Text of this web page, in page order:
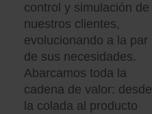
control y simulación de
nuestros clientes,
evolucionando a la par
de sus necesidades.
Abarcamos toda la
cadena de valor: desde
la colada al producto